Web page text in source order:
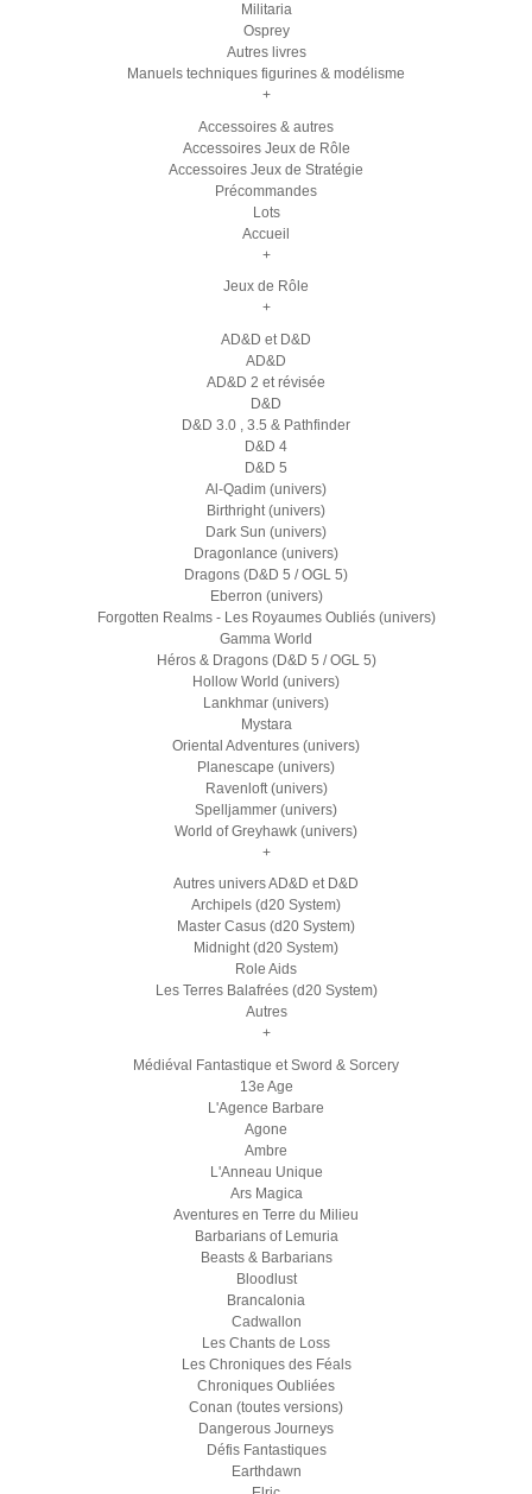
Militaria
Osprey
Autres livres
Manuels techniques figurines & modélisme
+
Accessoires & autres
Accessoires Jeux de Rôle
Accessoires Jeux de Stratégie
Précommandes
Lots
Accueil
+
Jeux de Rôle
+
AD&D et D&D
AD&D
AD&D 2 et révisée
D&D
D&D 3.0 , 3.5 & Pathfinder
D&D 4
D&D 5
Al-Qadim (univers)
Birthright (univers)
Dark Sun (univers)
Dragonlance (univers)
Dragons (D&D 5 / OGL 5)
Eberron (univers)
Forgotten Realms - Les Royaumes Oubliés (univers)
Gamma World
Héros & Dragons (D&D 5 / OGL 5)
Hollow World (univers)
Lankhmar (univers)
Mystara
Oriental Adventures (univers)
Planescape (univers)
Ravenloft (univers)
Spelljammer (univers)
World of Greyhawk (univers)
+
Autres univers AD&D et D&D
Archipels (d20 System)
Master Casus (d20 System)
Midnight (d20 System)
Role Aids
Les Terres Balafrées (d20 System)
Autres
+
Médiéval Fantastique et Sword & Sorcery
13e Age
L'Agence Barbare
Agone
Ambre
L'Anneau Unique
Ars Magica
Aventures en Terre du Milieu
Barbarians of Lemuria
Beasts & Barbarians
Bloodlust
Brancalonia
Cadwallon
Les Chants de Loss
Les Chroniques des Féals
Chroniques Oubliées
Conan (toutes versions)
Dangerous Journeys
Défis Fantastiques
Earthdawn